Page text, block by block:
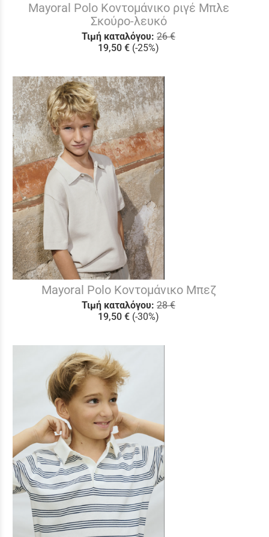
Mayoral Polo Κοντομάνικο ριγέ Μπλε
Σκούρο-λευκό
Τιμή καταλόγου: 26 €
19,50 € (-25%)
Mayoral Polo Κοντομάνικο Μπεζ
Τιμή καταλόγου: 28 €
19,50 € (-30%)